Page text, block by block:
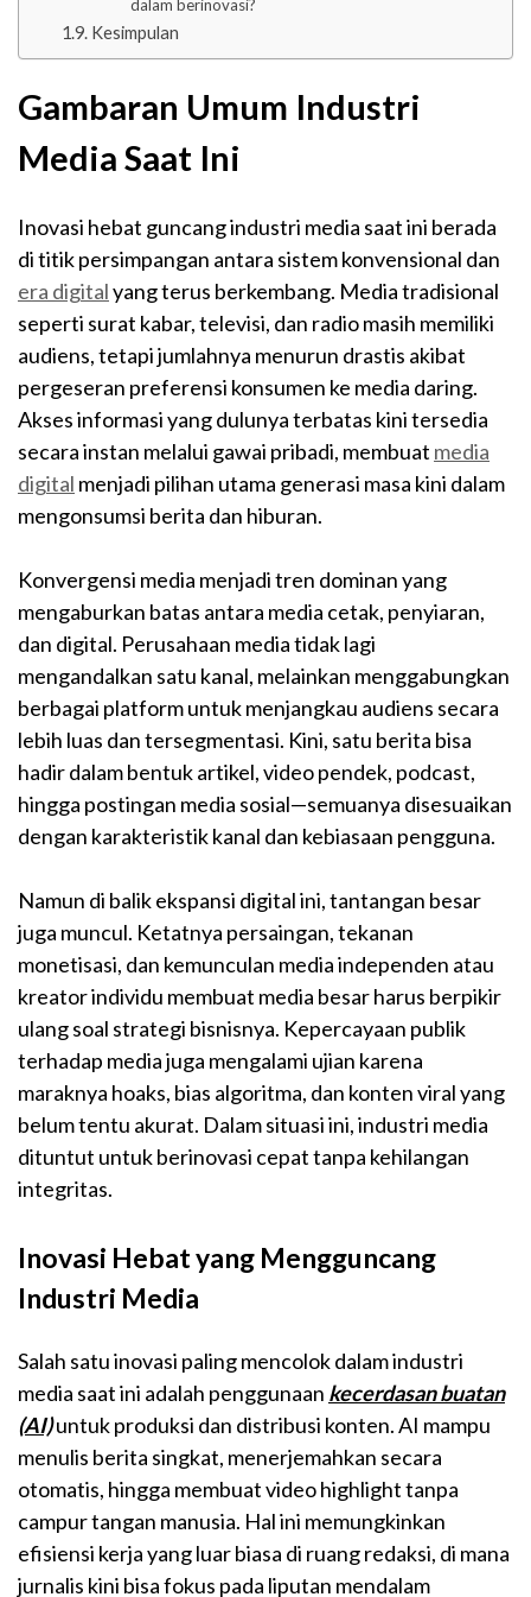
dalam berinovasi?
Kesimpulan
Gambaran Umum Industri
Media Saat Ini
Inovasi hebat guncang industri media saat ini berada
di titik persimpangan antara sistem konvensional dan
era digitalyang terus berkembang. Media tradisional
seperti surat kabar, televisi, dan radio masih memiliki
audiens, tetapi jumlahnya menurun drastis akibat
pergeseran preferensi konsumen ke media daring.
Akses informasi yang dulunya terbatas kini tersedia
secara instan melalui gawai pribadi, membuat media
digital menjadi pilihan utama generasi masa kini dalam
mengonsumsi berita dan hiburan.
Konvergensi media menjadi tren dominan yang
mengaburkan batas antara media cetak, penyiaran,
dan digital. Perusahaan media tidak lagi
mengandalkan satu kanal, melainkan menggabungkan
berbagai platform untuk menjangkau audiens secara
lebih luas dan tersegmentasi. Kini, satu berita bisa
hadir dalam bentuk artikel, video pendek, podcast,
hingga postingan media sosial—semuanya disesuaikan
dengan karakteristik kanal dan kebiasaan pengguna.
Namun di balik ekspansi digital ini, tantangan besar
juga muncul. Ketatnya persaingan, tekanan
monetisasi, dan kemunculan media independen atau
kreator individu membuat media besar harus berpikir
ulang soal strategi bisnisnya. Kepercayaan publik
terhadap media juga mengalami ujian karena
maraknya hoaks, bias algoritma, dan konten viral yang
belum tentu akurat. Dalam situasi ini, industri media
dituntut untuk berinovasi cepat tanpa kehilangan
integritas.
Inovasi Hebat yang Mengguncang
Industri Media
Salah satu inovasi paling mencolok dalam industri
media saat ini adalah penggunaan kecerdasan buatan
(AI)untuk produksi dan distribusi konten. AI mampu
menulis berita singkat, menerjemahkan secara
otomatis, hingga membuat video highlight tanpa
campur tangan manusia. Hal ini memungkinkan
efisiensi kerja yang luar biasa di ruang redaksi, di mana
jurnalis kini bisa fokus pada liputan mendalam